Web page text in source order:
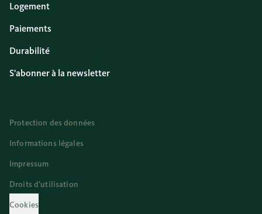
Logement
Paiements
Durabilité
S'abonner à la newsletter
Protection des données
Informations légales
Impressum
Droits d’utilisation
Cookies